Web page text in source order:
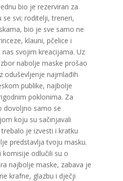
bio je rezerviran za
se svi; roditelji, treneri,
bio je sve samo ne
klauni, pčelice i
svojim kreacijama. Uz
nabolje maske prošao
oduševljenje najmlađih
publike, najbolje
poklonima. Za
dovoljno samo se
koju su sačinjavali
je izvesti i kratku
predstavlja tvoju masku.
komisije odlučili su o
najbolje maske, zabava je
krafne, glazbu i dječji